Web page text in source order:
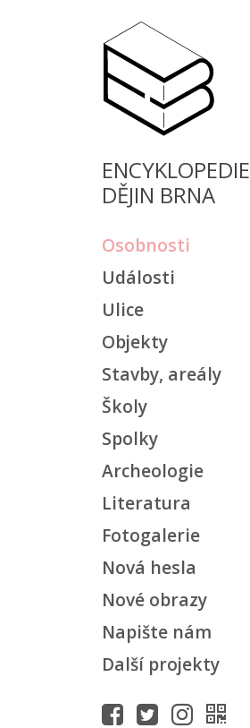
ENCYKLOPEDIE
DĚJIN BRNA
Osobnosti
Události
Ulice
Objekty
Stavby, areály
Školy
Spolky
Archeologie
Literatura
Fotogalerie
Nová hesla
Nové obrazy
Napište nám
Další projekty